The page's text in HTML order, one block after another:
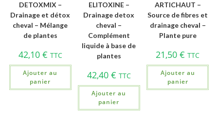
DETOXMIX –
Drainage et détox
cheval – Mélange
de plantes
42,10 € TTC
Ajouter au
panier
ELITOXINE –
Drainage detox
cheval –
Complément
liquide à base de
plantes
42,40 € TTC
Ajouter au
panier
ARTICHAUT –
Source de fibres et
drainage cheval –
Plante pure
21,50€ TTC
Ajouter au
panier